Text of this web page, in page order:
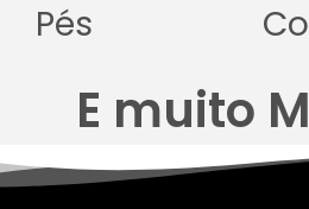
Pés
E muito